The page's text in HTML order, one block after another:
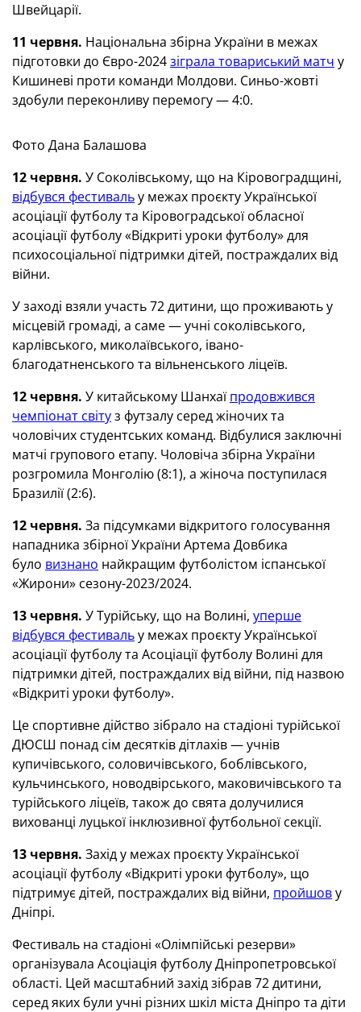
Швейцарії.
11 червня. Національна збірна України в межах
підготовки до Євро-2024зіграла товариський матч у
Кишиневі проти команди Молдови. Синьо-жовті
здобули переконливу перемогу — 4:0.
Фото Дана Балашова
12 червня. У Соколівському, що на Кіровоградщині,
відбувся фестивальу межах проєкту Української
асоціації футболу та Кіровоградської обласної
асоціації футболу «Відкриті уроки футболу» для
психосоціальної підтримки дітей, постраждалих від
війни.
У заході взяли участь 72 дитини, що проживають у
місцевій громаді, а саме — учні соколівського,
карлівського, миколаївського, івано-
благодатненського та вільненського ліцеїв.
12 червня. У китайському Шанхаїпродовжився
чемпіонат світуз футзалу серед жіночих та
чоловічих студентських команд. Відбулися заключні
матчі групового етапу. Чоловіча збірна України
розгромила Монголію (8:1), а жіноча поступилася
Бразилії (2:6).
12 червня. За підсумками відкритого голосування
нападника збірної України Артема Довбика
було визнано найкращим футболістом іспанської
«Жирони» сезону-2023/2024.
13 червня. У Турійську, що на Волині, уперше
відбувся фестивальу межах проєкту Української
асоціації футболу та Асоціації футболу Волині для
підтримки дітей, постраждалих від війни, під назвою
«Відкриті уроки футболу».
Це спортивне дійство зібрало на стадіоні турійської
ДЮСШ понад сім десятків дітлахів — учнів
купичівського, соловичівського, боблівського,
кульчинського, новодвірського, маковичівського та
турійського ліцеїв, також до свята долучилися
вихованці луцької інклюзивної футбольної секції.
13 червня. Захід у межах проєкту Української
асоціації футболу «Відкриті уроки футболу», що
підтримує дітей, постраждалих від війни, пройшову
Дніпрі.
Фестиваль на стадіоні «Олімпійські резерви»
організувала Асоціація футболу Дніпропетровської
області. Цей масштабний захід зібрав 72 дитини,
серед яких були учні різних шкіл міста Дніпро та діти